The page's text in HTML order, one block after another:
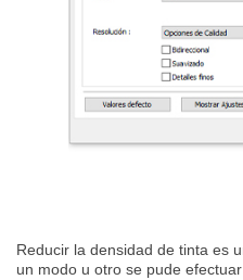
Reducir la densidad de tinta es
un modo u otro se pude